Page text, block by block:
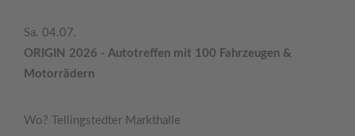
Sa. 04.07.
ORIGIN 2026 - Autotreffen mit 100 Fahrzeugen &
Motorrädern
Wo? Tellingstedter Markthalle